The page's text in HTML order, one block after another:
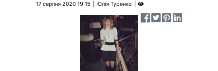
17 серпня 2020 19:15 Юлія Туренко